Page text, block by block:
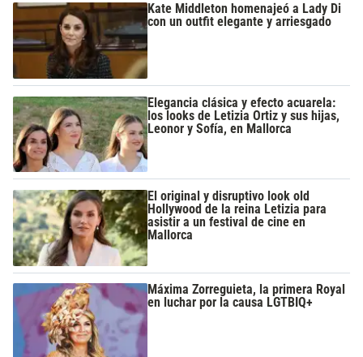
Kate Middleton homenajeó a Lady Di
con un outfit elegante y arriesgado
Elegancia clásica y efecto acuarela:
los looks de Letizia Ortiz y sus hijas,
Leonor y Sofía, en Mallorca
El original y disruptivo look old
Hollywood de la reina Letizia para
asistir a un festival de cine en
Mallorca
Máxima Zorreguieta, la primera Royal
en luchar por la causa LGTBIQ+